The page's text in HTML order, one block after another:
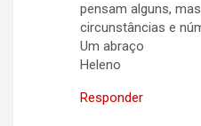
pensam alguns,
circunstâncias e
Um abraço
Heleno
Responder